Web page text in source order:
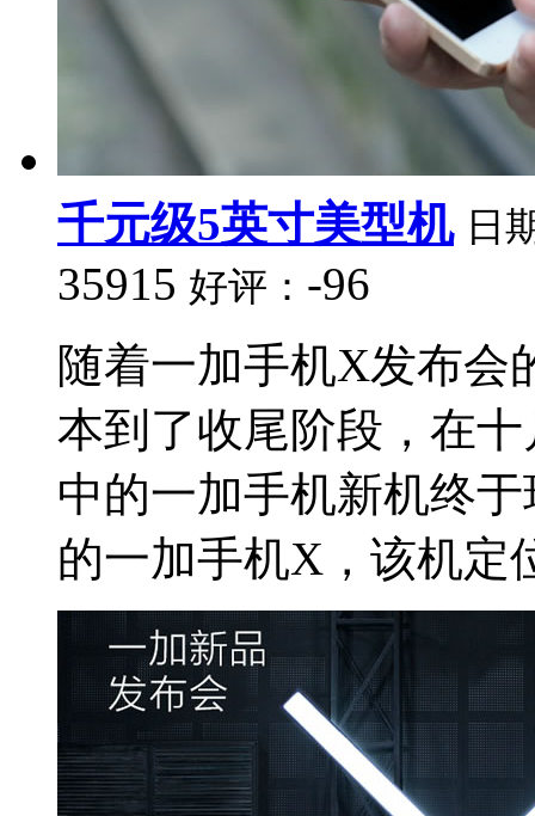
千元级5英寸美型机 日
35915 好评： -96
随着一加手机X发布会
本到了收尾阶段，在
中的一加手机新机终
的一加手机X，该机定